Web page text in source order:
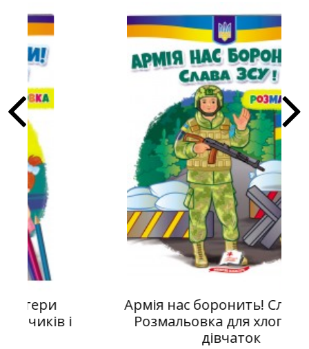
Армія нас боронить! Слава ЗСУ!
Розмальовка для хлопчиків і